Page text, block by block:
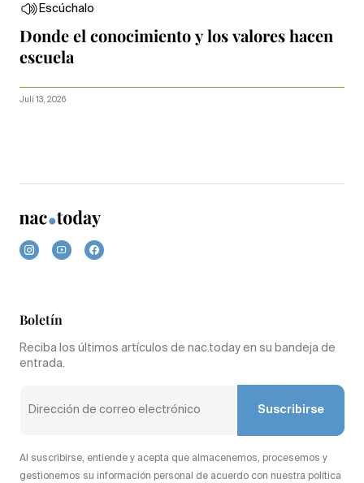
Escúchalo
Donde el conocimiento y los valores hacen
escuela
Juli 13, 2026
Boletín
Reciba los últimos artículos de nac.today en su bandeja de
entrada.
Suscribirse
Al suscribirse, entiende y acepta que almacenemos, procesemos y
gestionemos su información personal de acuerdo con nuestra política